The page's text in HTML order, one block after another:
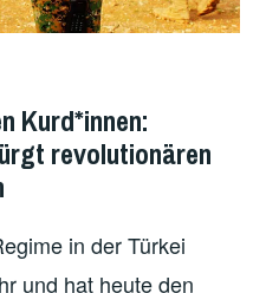
, Kurd*innen:
revolutionären
in der Türkei
und hat heute den